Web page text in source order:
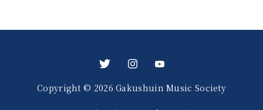
Copyright © 2026 Gakushuin Music Society